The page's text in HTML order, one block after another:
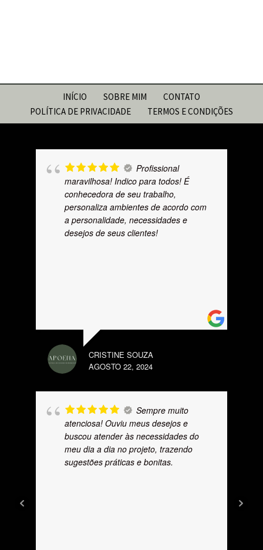
INÍCIO SOBRE MIM
CONTATO
POLÍTICA DE PRIVACIDADE
TERMOS E CONDIÇÕES
Profissional
maravilhosa! Indico para todos! É
conhecedora de seu trabalho,
personaliza ambientes de acordo com
a personalidade, necessidades e
desejos de seus clientes!
CRISTINE SOUZA
AGOSTO 22, 2024
Sempre muito
atenciosa! Ouviu meus desejos e
buscou atender às necessidades do
meu dia a dia no projeto, trazendo
sugestões práticas e bonitas.